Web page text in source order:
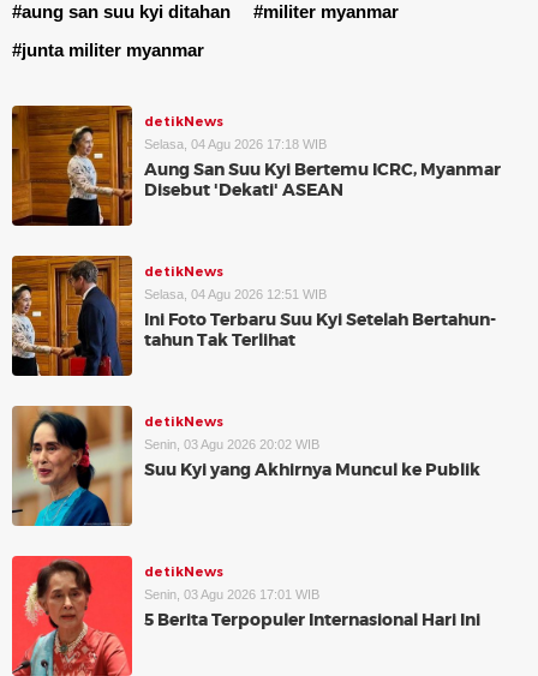
#aung san suu kyi ditahan
#militer myanmar
#junta militer myanmar
detikNews
Selasa, 04 Agu 2026 17:18 WIB
Aung San Suu Kyi Bertemu ICRC, Myanmar
Disebut 'Dekati' ASEAN
detikNews
Selasa, 04 Agu 2026 12:51 WIB
Ini Foto Terbaru Suu Kyi Setelah Bertahun-
tahun Tak Terlihat
detikNews
Senin, 03 Agu 2026 20:02 WIB
Suu Kyi yang Akhirnya Muncul ke Publik
detikNews
Senin, 03 Agu 2026 17:01 WIB
5 Berita Terpopuler Internasional Hari Ini